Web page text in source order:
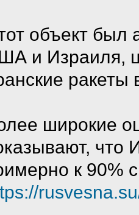
объект был
и Израиля,
ракеты
широкие
что
к 90%